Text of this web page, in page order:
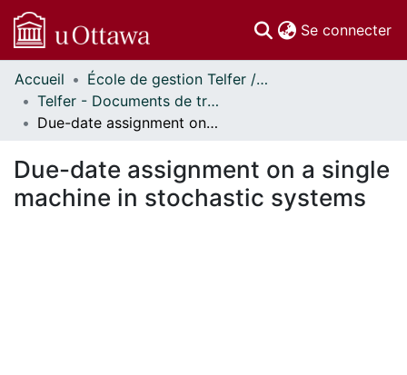
Se connecter
Communautés
et collections
Parcourir
À propos
Accueil
École de gestion Telfer // Telfer School of Management
Telfer - Documents de travail // Telfer - Working Papers
Due-date assignment on a single machine in stochastic systems
Due-date assignment on a single
machine in stochastic systems